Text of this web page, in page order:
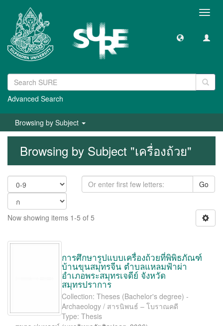
Advanced Search
Browsing by Subject
Browsing by Subject "เครื่องถ้วย"
Go
Now showing items 1-5 of 5
การศึกษารูปแบบเครื่องถ้วยที่พิพิธภัณฑ์
บ้านขุนสมุทรจีน ตำบลแหลมฟ้าผ่า
อำเภอพระสมุทรเจดีย์ จังหวัด
สมุทรปราการ
Collection: Theses (Bachelor's degree) -
Archaeology / สารนิพนธ์ – โบราณคดี
Type: Thesis